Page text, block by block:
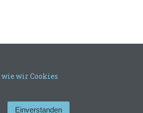
wie wir Cookies
Einverstanden